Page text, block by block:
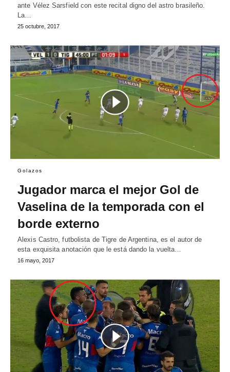
ante Vélez Sarsfield con este recital digno del astro brasileño.
La…
25 octubre, 2017
Golazos
Jugador marca el mejor Gol de
Vaselina de la temporada con el
borde externo
Alexis Castro, futbolista de Tigre de Argentina, es el autor de
esta exquisita anotación que le está dando la vuelta…
16 mayo, 2017